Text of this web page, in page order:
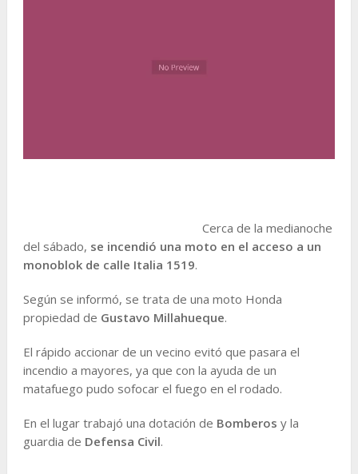
Cerca de la medianoche
del sábado, se incendió una moto en el acceso a un
monoblok de calle Italia 1519.
Según se informó, se trata de una moto Honda
propiedad de Gustavo Millahueque.
El rápido accionar de un vecino evitó que pasara el
incendio a mayores, ya que con la ayuda de un
matafuego pudo sofocar el fuego en el rodado.
En el lugar trabajó una dotación de Bomberos y la
guardia de Defensa Civil.